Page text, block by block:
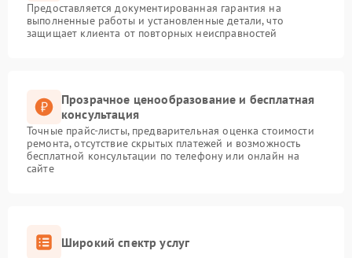
Предоставляется документированная гарантия на
выполненные работы и установленные детали, что
защищает клиента от повторных неисправностей
Прозрачное ценообразование и бесплатная
консультация
Точные прайс-листы, предварительная оценка стоимости
ремонта, отсутствие скрытых платежей и возможность
бесплатной консультации по телефону или онлайн на
сайте
Широкий спектр услуг